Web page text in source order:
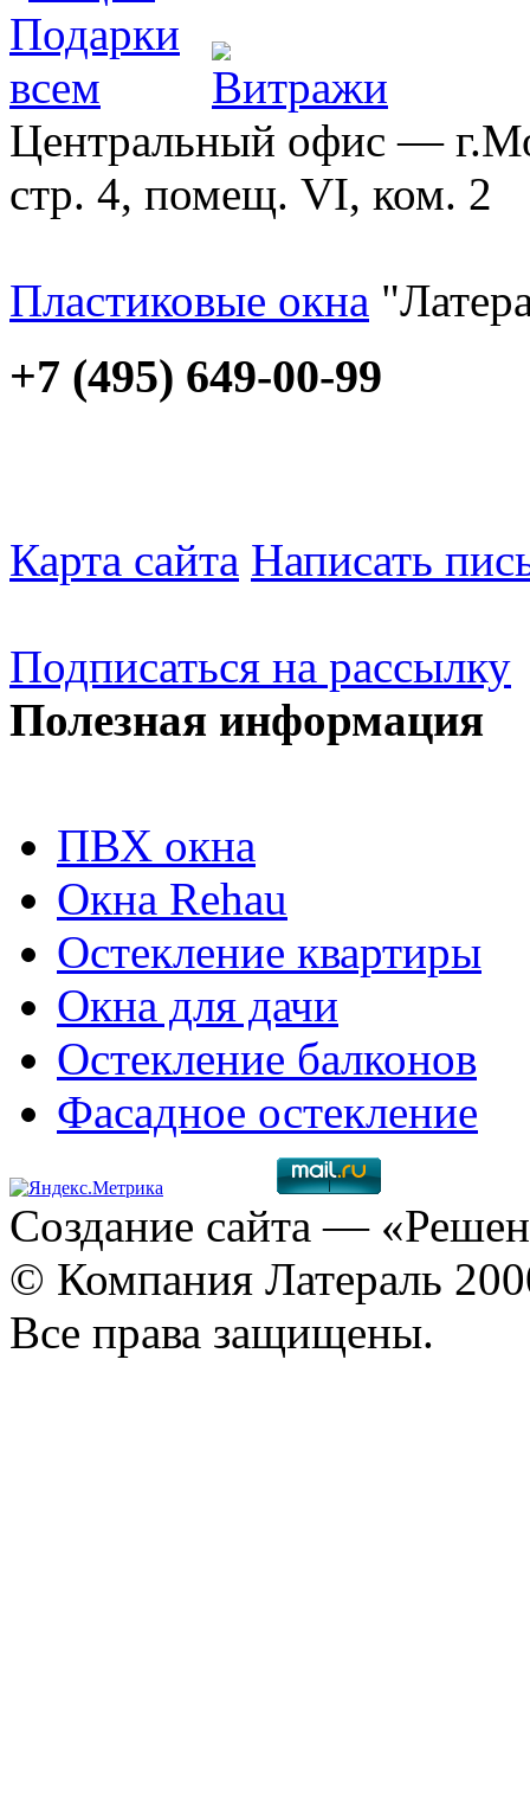
Центральный офис —
стр. 4, помещ. VI, ком. 2
Пластиковые окна
+7 (495) 649-00-99
Карта сайта Написать
Подписаться на рассылку
Полезная информация
ПВХ окна
Окна Rehau
Остекление квартиры
Окна для дачи
Остекление балконов
Фасадное остекление
Создание сайта —
© Компания Латераль
Все права защищены.